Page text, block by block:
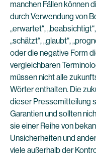
manchen Fällen können
durch Verwendung von
„erwartet“,
„schätzt“, „glaubt“,
oder die negative Form
vergleichbaren
müssen nicht alle
Wörter enthalten. Die
dieser Pressemitteilung
Garantien und sollten
sie einer Reihe von
Unsicherheiten und
viele außerhalb der